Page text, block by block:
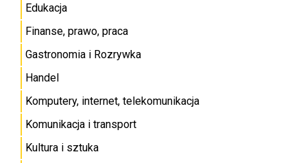
Edukacja
Finanse, prawo, praca
Gastronomia i Rozrywka
Handel
Komputery, internet, telekomunikacja
Komunikacja i transport
Kultura i sztuka